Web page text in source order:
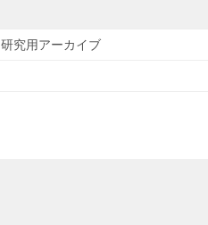
研究用アーカイブ